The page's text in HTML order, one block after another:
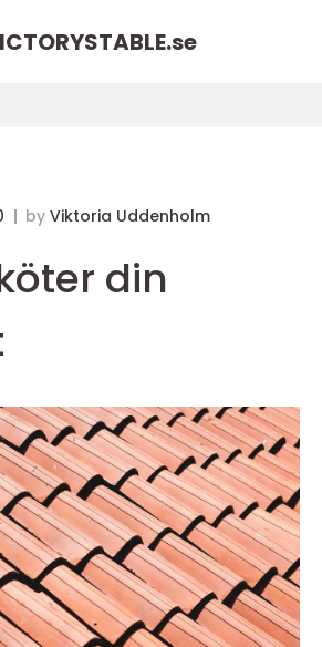
se
by Viktoria Uddenholm
din